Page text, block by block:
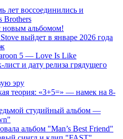
лет воссоединились и
Brothers
новым альбомом!
выйдет в январе 2026 года
5 — Love Is Like
и дату релиза грядущего
эру
теория: «3+5=» — намек на 8-
студийный альбом —
альбом "Man’s Best Friend"